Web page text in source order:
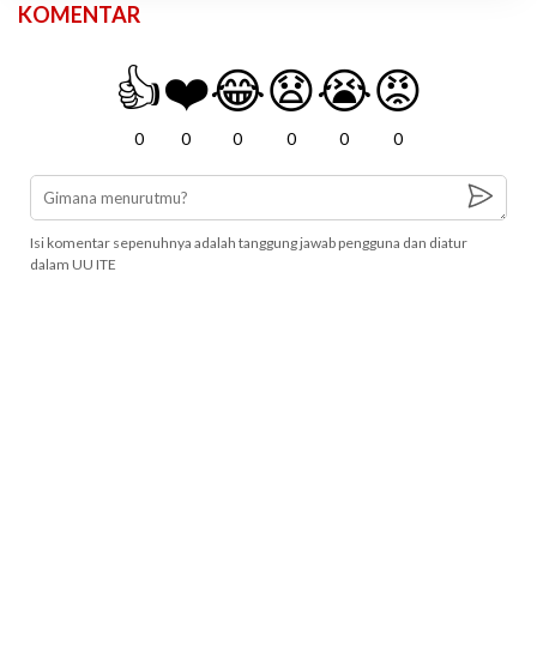
KOMENTAR
👍
0
❤️
0
😂
0
😧
0
😭
0
😡
0
Isi komentar sepenuhnya adalah tanggung jawab pengguna dan diatur
dalam UU ITE